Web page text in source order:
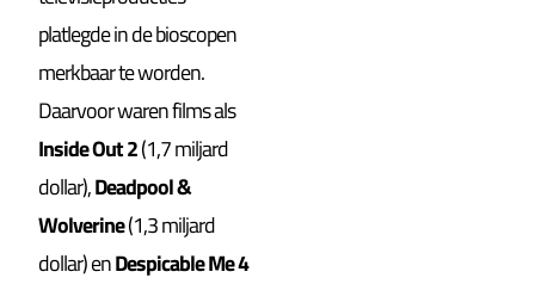
platlegde in de bioscopen
merkbaar te worden.
Daarvoor waren films als
Inside Out 2(1,7 miljard
dollar),Deadpool &
Wolverine(1,3 miljard
dollar) enDespicable Me 4